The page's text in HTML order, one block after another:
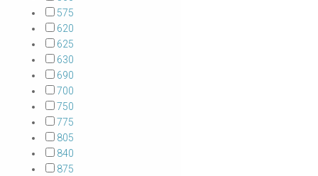
575
620
625
630
690
700
750
775
805
840
875